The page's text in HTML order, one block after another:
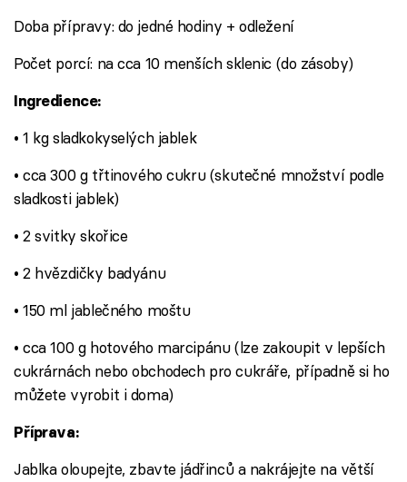
Doba přípravy: do jedné hodiny + odležení
Počet porcí: na cca 10 menších sklenic (do zásoby)
Ingredience:
• 1 kg sladkokyselých jablek
• cca 300 g třtinového cukru (skutečné množství podle
sladkosti jablek)
• 2 svitky skořice
• 2 hvězdičky badyánu
• 150 ml jablečného moštu
• cca 100 g hotového marcipánu (lze zakoupit v lepších
cukrárnách nebo obchodech pro cukráře, případně si ho
můžete vyrobit i doma)
Příprava:
Jablka oloupejte, zbavte jádřinců a nakrájejte na větší